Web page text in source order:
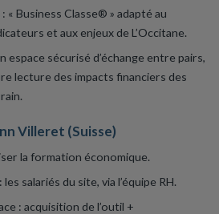
« Business Classe® » adapté au
et aux enjeux de L’Occitane.
espace sécurisé d’échange entre pairs,
lecture des impacts financiers des
Villeret (Suisse)
la formation économique.
salariés du site, via l’équipe RH.
: acquisition de l’outil +